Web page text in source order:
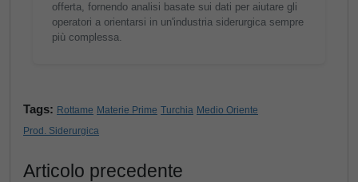
offerta, fornendo analisi basate sui dati per aiutare gli
operatori a orientarsi in un'industria siderurgica sempre
più complessa.
Tags: Rottame Materie Prime Turchia Medio Oriente
Prod. Siderurgica
Articolo precedente